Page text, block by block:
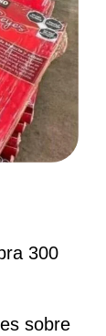
300
sobre